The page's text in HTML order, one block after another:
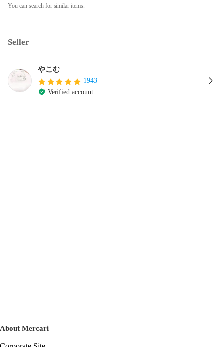
You can search for similar items.
Seller
やこむ
1943
Verified account
About Mercari